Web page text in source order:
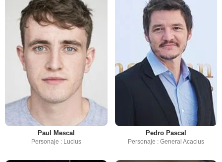
Paul Mescal
Personaje : Lucius
Pedro Pascal
Personaje : General Acacius